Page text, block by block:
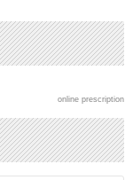
online prescription